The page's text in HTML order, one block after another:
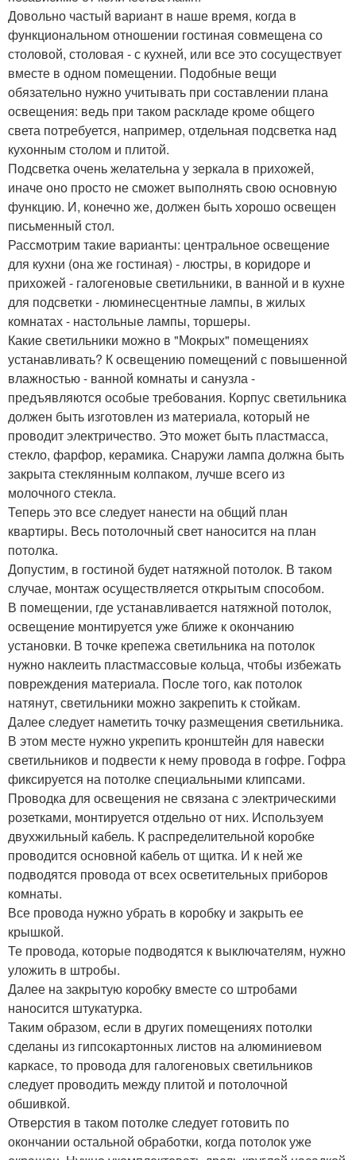
Довольно частый вариант в наше время, когда в
функциональном отношении гостиная совмещена со
столовой, столовая - с кухней, или все это сосуществует
вместе в одном помещении. Подобные вещи
обязательно нужно учитывать при составлении плана
освещения: ведь при таком раскладе кроме общего
света потребуется, например, отдельная подсветка над
кухонным столом и плитой.
Подсветка очень желательна у зеркала в прихожей,
иначе оно просто не сможет выполнять свою основную
функцию. И, конечно же, должен быть хорошо освещен
письменный стол.
Рассмотрим такие варианты: центральное освещение
для кухни (она же гостиная) - люстры, в коридоре и
прихожей - галогеновые светильники, в ванной и в кухне
для подсветки - люминесцентные лампы, в жилых
комнатах - настольные лампы, торшеры.
Какие светильники можно в "Мокрых" помещениях
устанавливать? К освещению помещений с повышенной
влажностью - ванной комнаты и санузла -
предъявляются особые требования. Корпус светильника
должен быть изготовлен из материала, который не
проводит электричество. Это может быть пластмасса,
стекло, фарфор, керамика. Снаружи лампа должна быть
закрыта стеклянным колпаком, лучше всего из
молочного стекла.
Теперь это все следует нанести на общий план
квартиры. Весь потолочный свет наносится на план
потолка.
Допустим, в гостиной будет натяжной потолок. В таком
случае, монтаж осуществляется открытым способом.
В помещении, где устанавливается натяжной потолок,
освещение монтируется уже ближе к окончанию
установки. В точке крепежа светильника на потолок
нужно наклеить пластмассовые кольца, чтобы избежать
повреждения материала. После того, как потолок
натянут, светильники можно закрепить к стойкам.
Далее следует наметить точку размещения светильника.
В этом месте нужно укрепить кронштейн для навески
светильников и подвести к нему провода в гофре. Гофра
фиксируется на потолке специальными клипсами.
Проводка для освещения не связана с электрическими
розетками, монтируется отдельно от них. Используем
двухжильный кабель. К распределительной коробке
проводится основной кабель от щитка. И к ней же
подводятся провода от всех осветительных приборов
комнаты.
Все провода нужно убрать в коробку и закрыть ее
крышкой.
Те провода, которые подводятся к выключателям, нужно
уложить в штробы.
Далее на закрытую коробку вместе со штробами
наносится штукатурка.
Таким образом, если в других помещениях потолки
сделаны из гипсокартонных листов на алюминиевом
каркасе, то провода для галогеновых светильников
следует проводить между плитой и потолочной
обшивкой.
Отверстия в таком потолке следует готовить по
окончании остальной обработки, когда потолок уже